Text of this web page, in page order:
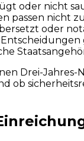
oder nicht
passen nicht
oder
Drei-
ob